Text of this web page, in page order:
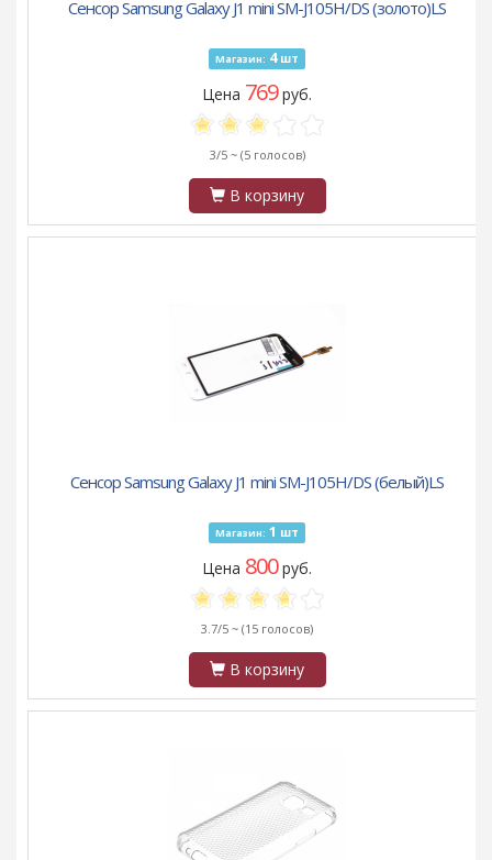
Сенсор Samsung Galaxy J1 mini SM-J105H/DS (золото)LS
Магазин: 4шт
Цена 769руб.
3/5 ~ (5 голосов)
В корзину
Сенсор Samsung Galaxy J1 mini SM-J105H/DS (белый)LS
Магазин: 1 шт
Цена 800руб.
3.7/5 ~ (15 голосов)
В корзину